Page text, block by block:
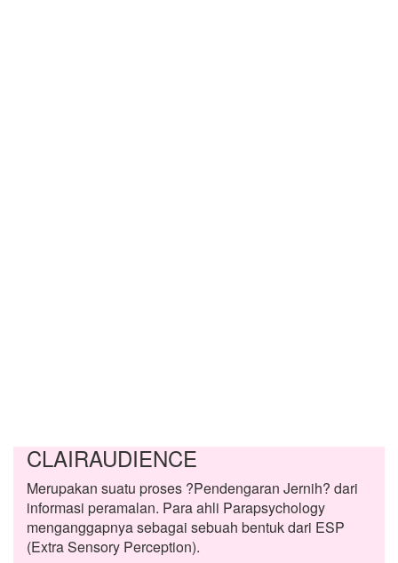
CLAIRAUDIENCE
Merupakan suatu proses ?Pendengaran Jernih? dari
informasi peramalan. Para ahli Parapsychology
menganggapnya sebagai sebuah bentuk dari ESP
(Extra Sensory Perception).